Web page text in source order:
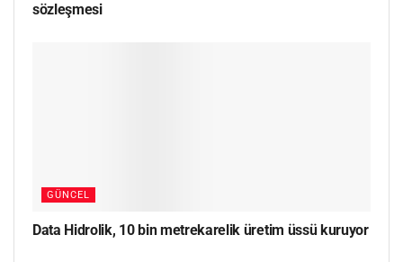
sözleşmesi
GÜNCEL
Data Hidrolik, 10 bin metrekarelik üretim üssü kuruyor